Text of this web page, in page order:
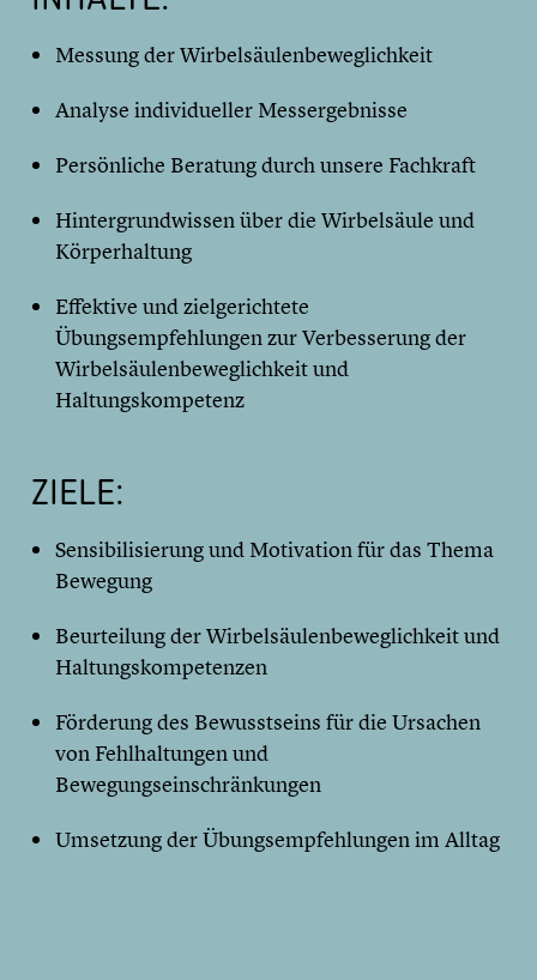
Messung der Wirbelsäulenbeweglichkeit
Analyse individueller Messergebnisse
Persönliche Beratung durch unsere Fachkraft
Hintergrundwissen über die Wirbelsäule und
Körperhaltung
Effektive und zielgerichtete
Übungsempfehlungen zur Verbesserung der
Wirbelsäulenbeweglichkeit und
Haltungskompetenz
ZIELE:
Sensibilisierung und Motivation für das Thema
Bewegung
Beurteilung der Wirbelsäulenbeweglichkeit und
Haltungskompetenzen
Förderung des Bewusstseins für die Ursachen
von Fehlhaltungen und
Bewegungseinschränkungen
Umsetzung der Übungsempfehlungen im Alltag